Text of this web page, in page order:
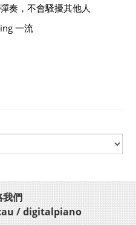
奏，不會騷擾其他人
一流
我們
/ digitalpiano